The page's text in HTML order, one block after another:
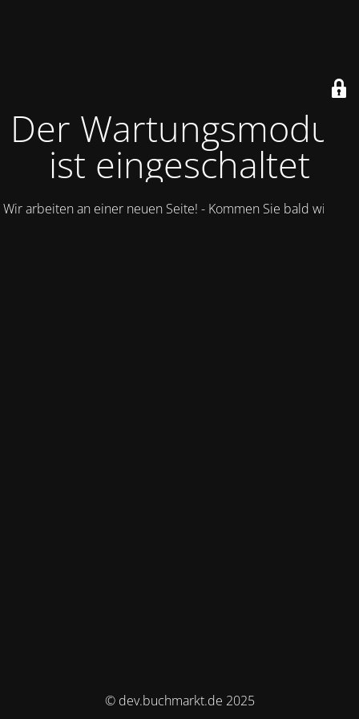
Der Wartungsmodus
ist eingeschaltet
Wir arbeiten an einer neuen Seite! - Kommen Sie bald wieder.
© dev.buchmarkt.de 2025